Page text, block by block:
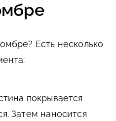
Есть несколько
покрывается
Затем наносится